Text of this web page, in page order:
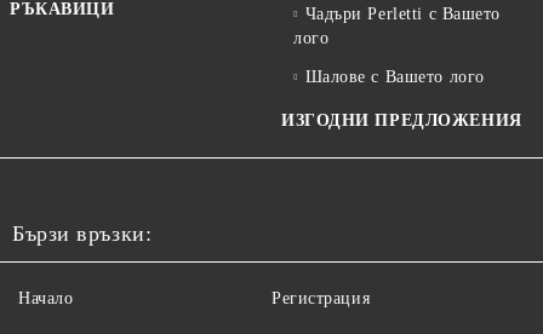
РЪКАВИЦИ
Чадъри Perletti с Вашето
лого
Шалове с Вашето лого
ИЗГОДНИ ПРЕДЛОЖЕНИЯ
Бързи връзки:
Начало Регистрация